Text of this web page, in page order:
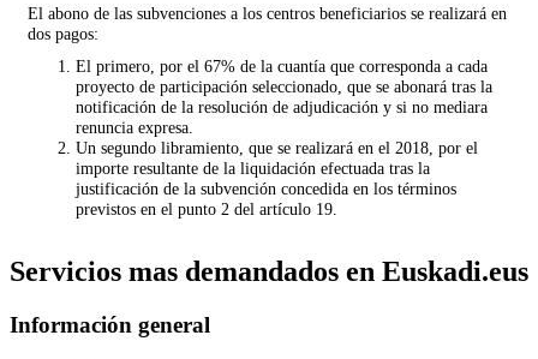
El abono de las subvenciones a los centros beneficiarios se realizará en
dos pagos:
El primero, por el 67% de la cuantía que corresponda a cada
proyecto de participación seleccionado, que se abonará tras la
notificación de la resolución de adjudicación y si no mediara
renuncia expresa.
Un segundo libramiento, que se realizará en el 2018, por el
importe resultante de la liquidación efectuada tras la
justificación de la subvención concedida en los términos
previstos en el punto 2 del artículo 19.
Servicios mas demandados en Euskadi.eus
Información general